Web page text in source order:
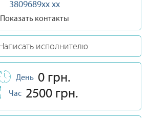
3809689xx xx
Показать контакты
исполнителю
День 0 грн.
Час 2500 грн.